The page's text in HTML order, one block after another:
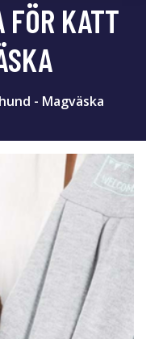
FÖR KATT
- Magväska